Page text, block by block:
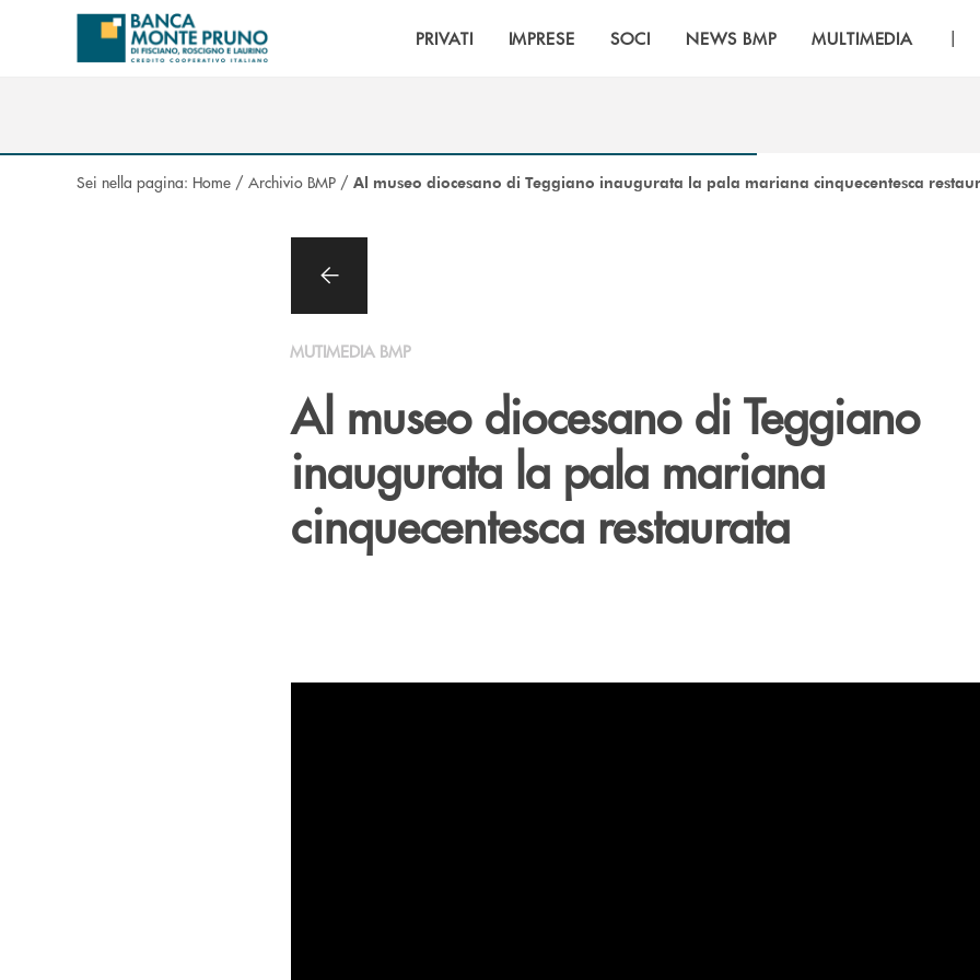
Salta al contenuto principale
PRIVATI IMPRESE SOCI NEWS BMP MULTIMEDIA |
Sei nella pagina: Home / Archivio BMP / Al museo diocesano di Teggiano inaugurata la pala mariana cinquecentesca
MUTIMEDIA BMP
Al museo diocesano di Teggiano
inaugurata la pala mariana
cinquecentesca restaurata